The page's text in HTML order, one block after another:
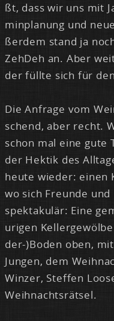
ßt, dass wir uns mit
min­pla­nung und
ßer­dem stand ja
Zeh­Deh an. Aber
der füll­te sich für
Die An­fra­ge vom
schend, aber recht.
schon mal ei­ne gu­te
der Hek­tik des
heu­te wie­der: ei­nen
wo sich Freun­de
spek­ta­ku­lär: Ei­ne
uri­gen
der-)Bo­den oben,
Jun­gen, dem
Win­zer, Stef­fen
Weih­nachts­rät­sel.